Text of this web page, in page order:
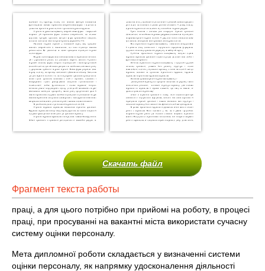
Скачать файл
Фрагмент текста работы
праці, а для цього потрібно при прийомі на роботу, в процесі
праці, при просуванні на вакантні міста використати сучасну
систему оцінки персоналу.
Мета дипломної роботи складається у визначенні системи
оцінки персоналу, як напрямку удосконалення діяльності